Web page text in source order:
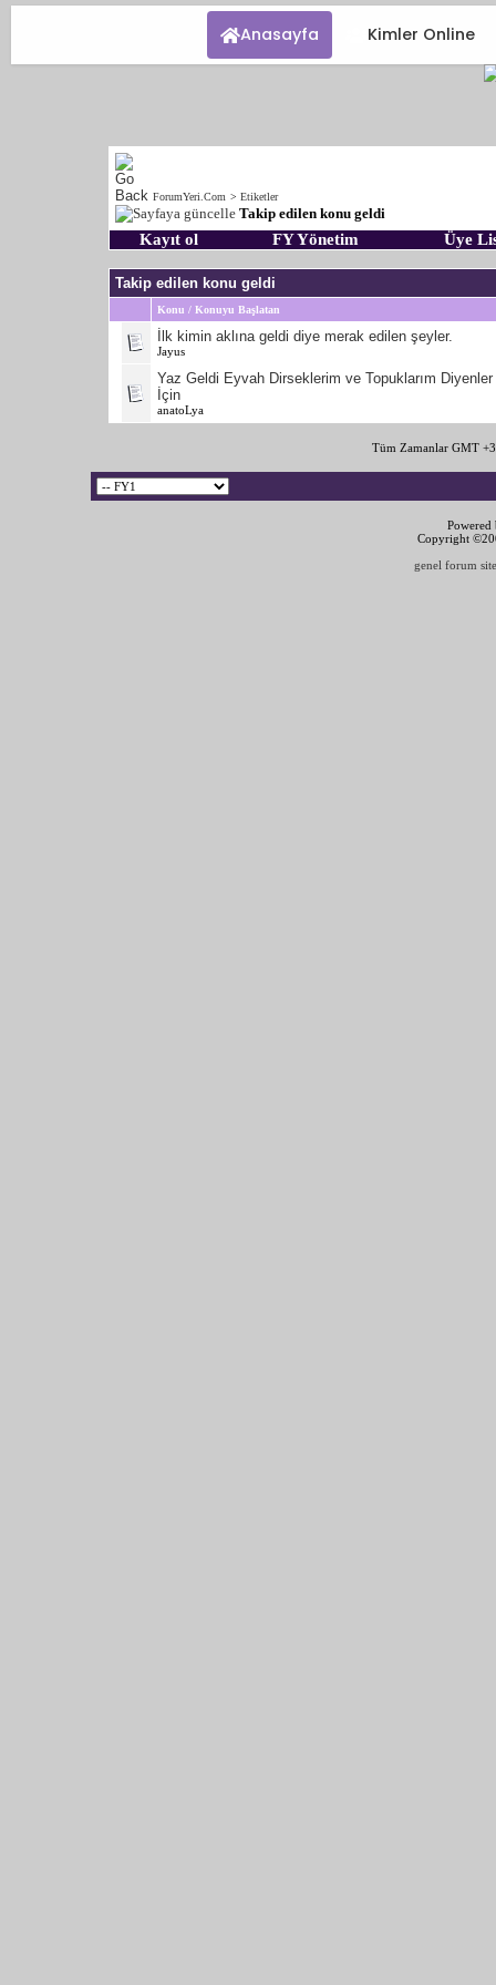
Anasayfa Kimler Online
ForumYeri.Com > Etiketler
Takip edilen konu geldi
Kayıt ol FY Yönetim Üye
Takip edilen konu geldi
Konu / Konuyu Başlatan
İlk kimin aklına geldi diye merak edilen şeyler.
Jayus
Yaz Geldi Eyvah Dirseklerim ve Topuklarım Diyenler
İçin
anatoLya
Tüm Zamanlar GMT
Copyright
genel forum